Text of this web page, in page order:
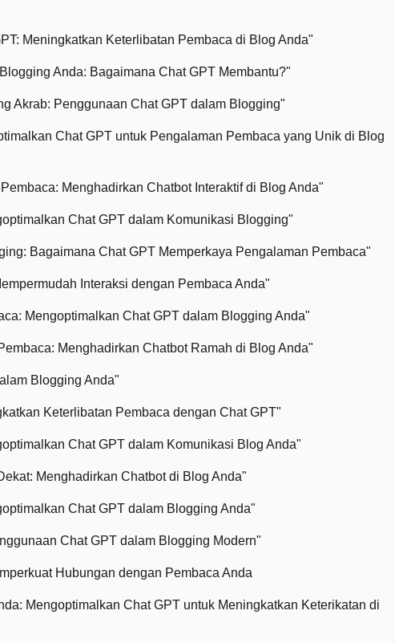
Meningkatkan Keterlibatan Pembaca di Blog Anda"
Anda: Bagaimana Chat GPT Membantu?"
Akrab: Penggunaan Chat GPT dalam Blogging"
Chat GPT untuk Pengalaman Pembaca yang Unik di Blog
Menghadirkan Chatbot Interaktif di Blog Anda"
Chat GPT dalam Komunikasi Blogging"
Bagaimana Chat GPT Memperkaya Pengalaman Pembaca"
Interaksi dengan Pembaca Anda"
Mengoptimalkan Chat GPT dalam Blogging Anda"
Menghadirkan Chatbot Ramah di Blog Anda"
Blogging Anda"
Keterlibatan Pembaca dengan Chat GPT"
Chat GPT dalam Komunikasi Blog Anda"
Menghadirkan Chatbot di Blog Anda"
Chat GPT dalam Blogging Anda"
Chat GPT dalam Blogging Modern"
Hubungan dengan Pembaca Anda
Mengoptimalkan Chat GPT untuk Meningkatkan Keterikatan di